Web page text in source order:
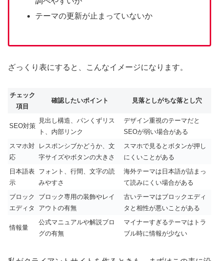
テーマの更新が止まっていないか
ざっくり表にすると、こんなイメージになります。
チェック
項目
確認したいポイント 見落としがちな落とし穴
SEO対策
見出し構造、パンくずリス
ト、内部リンク
デザイン重視のテーマだと
SEOが弱い場合がある
スマホ対
応
レスポンシブかどうか、文
字サイズやボタンの大きさ
スマホで見るとボタンが押し
にくいことがある
日本語表
示
フォント、行間、文字の読
みやすさ
海外テーマは日本語が詰まっ
て読みにくい場合がある
ブロック
エディタ
ブロック専用の装飾やレイ
アウトの有無
古いテーマはブロックエディ
タと相性が悪いことがある
情報量
公式マニュアルや解説ブロ
グの有無
マイナーすぎるテーマはトラ
ブル時に情報が少ない